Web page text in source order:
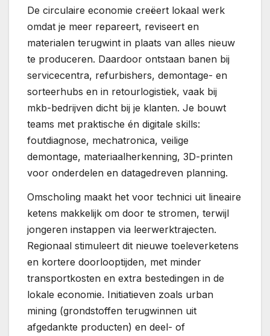
De circulaire economie creëert lokaal werk
omdat je meer repareert, reviseert en
materialen terugwint in plaats van alles nieuw
te produceren. Daardoor ontstaan banen bij
servicecentra, refurbishers, demontage- en
sorteerhubs en in retourlogistiek, vaak bij
mkb-bedrijven dicht bij je klanten. Je bouwt
teams met praktische én digitale skills:
foutdiagnose, mechatronica, veilige
demontage, materiaalherkenning, 3D-printen
voor onderdelen en datagedreven planning.
Omscholing maakt het voor technici uit lineaire
ketens makkelijk om door te stromen, terwijl
jongeren instappen via leerwerktrajecten.
Regionaal stimuleert dit nieuwe toeleverketens
en kortere doorlooptijden, met minder
transportkosten en extra bestedingen in de
lokale economie. Initiatieven zoals urban
mining (grondstoffen terugwinnen uit
afgedankte producten) en deel- of